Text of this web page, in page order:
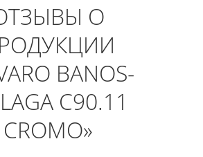
О
BANOS-
C90.11
CROMO»